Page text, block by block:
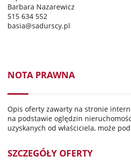
Barbara Nazarewicz
515 634 552
basia@sadurscy.pl
NOTA PRAWNA
Opis oferty zawarty na stronie
na podstawie oględzin
uzyskanych od właściciela, może
SZCZEGÓŁY OFERTY